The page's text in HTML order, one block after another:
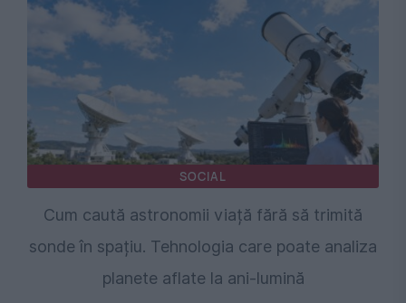
SOCIAL
Cum caută astronomii viață fără să trimită
sonde în spațiu. Tehnologia care poate analiza
planete aflate la ani-lumină